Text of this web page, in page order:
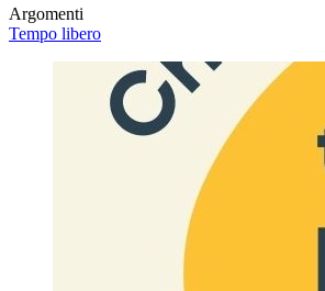
Argomenti
Tempo libero